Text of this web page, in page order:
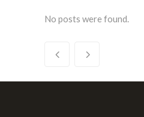
No posts were found.